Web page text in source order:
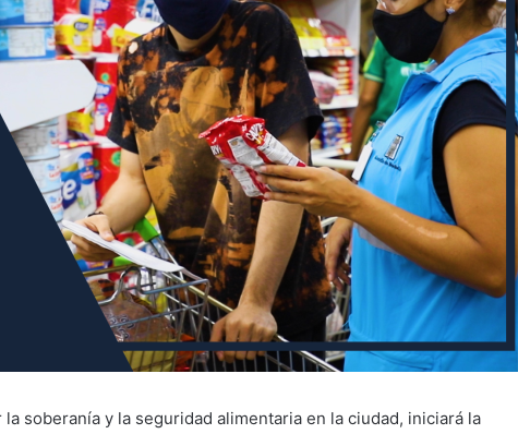
soberanía y la seguridad alimentaria en la ciudad, iniciará la